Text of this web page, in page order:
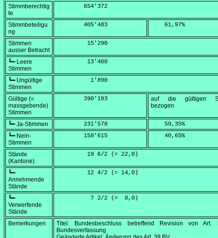
Stimmberechtig
te
        654'372
Stimmbeteiligu
ng
        405'483
    61,97
%
Stimmen
ausser Betracht
         15'290
┗━ Leere
Stimmen
         13'400
┗━ Ungültige
Stimmen
          1'890
Gültige (=
massgebende)
Stimmen
        390'193
auf die gültigen
bezogen
┗━ Ja-Stimmen
        231'578
    59,35
%
┗━ Nein-
Stimmen
        158'615
    40,65
%
Stände
(Kantone)
         19 6/2 (=
22,0 )
┗━
Annehmende
Stände
         12 4/2 (=
14,0 )
┗━
Verwerfende
Stände
          7 2/2 (=
  8,0
)
Bemerkungen
Titel: Bundesbeschluss betreffend Revision von
Bundesverfassung